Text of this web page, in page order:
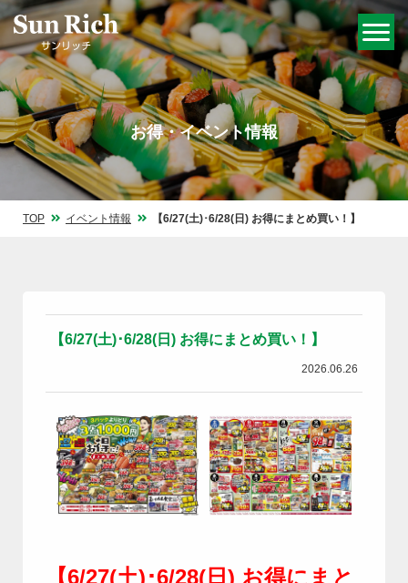
お得・イベント情報
TOP イベント情報 【6/27(土)･6/28(日) お得にまとめ買い！】
【6/27(土)･6/28(日) お得にまとめ買い！】
2026.06.26
【6/27(土)･6/28(日) お得にまと